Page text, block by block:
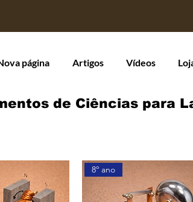
página Artigos Vídeos
de Ciências para
8º ano